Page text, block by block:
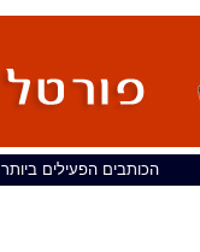
הכותבים הפעילים ביותר